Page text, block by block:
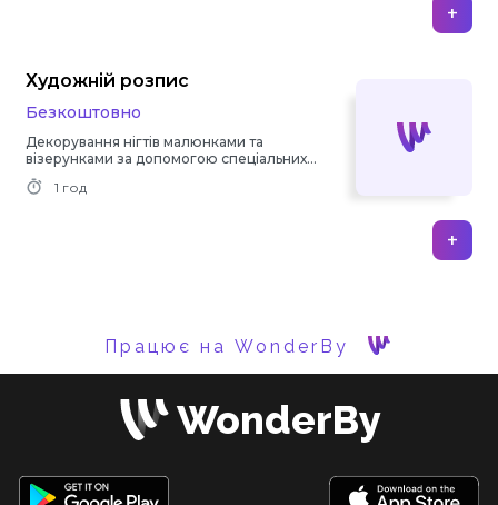
+
Художній розпис
Безкоштовно
Декорування нігтів малюнками та
візерунками за допомогою спеціальних
лаків та інструментів.
1 год
+
Працює на WonderBy
WonderBy